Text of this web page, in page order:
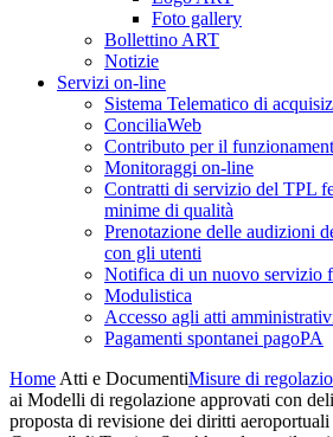
Foto gallery
Bollettino ART
Notizie
Servizi on-line
Sistema Telematico di
ConciliaWeb
Contributo per il
Monitoraggi on-line
Contratti di servizio del TPL
minime di qualità
Prenotazione delle audizioni
con gli utenti
Notifica di un nuovo servizio
Modulistica
Accesso agli atti
Pagamenti spontanei pagoPA
Home Atti e DocumentiMisure di
ai Modelli di regolazione approvati con
proposta di revisione dei diritti